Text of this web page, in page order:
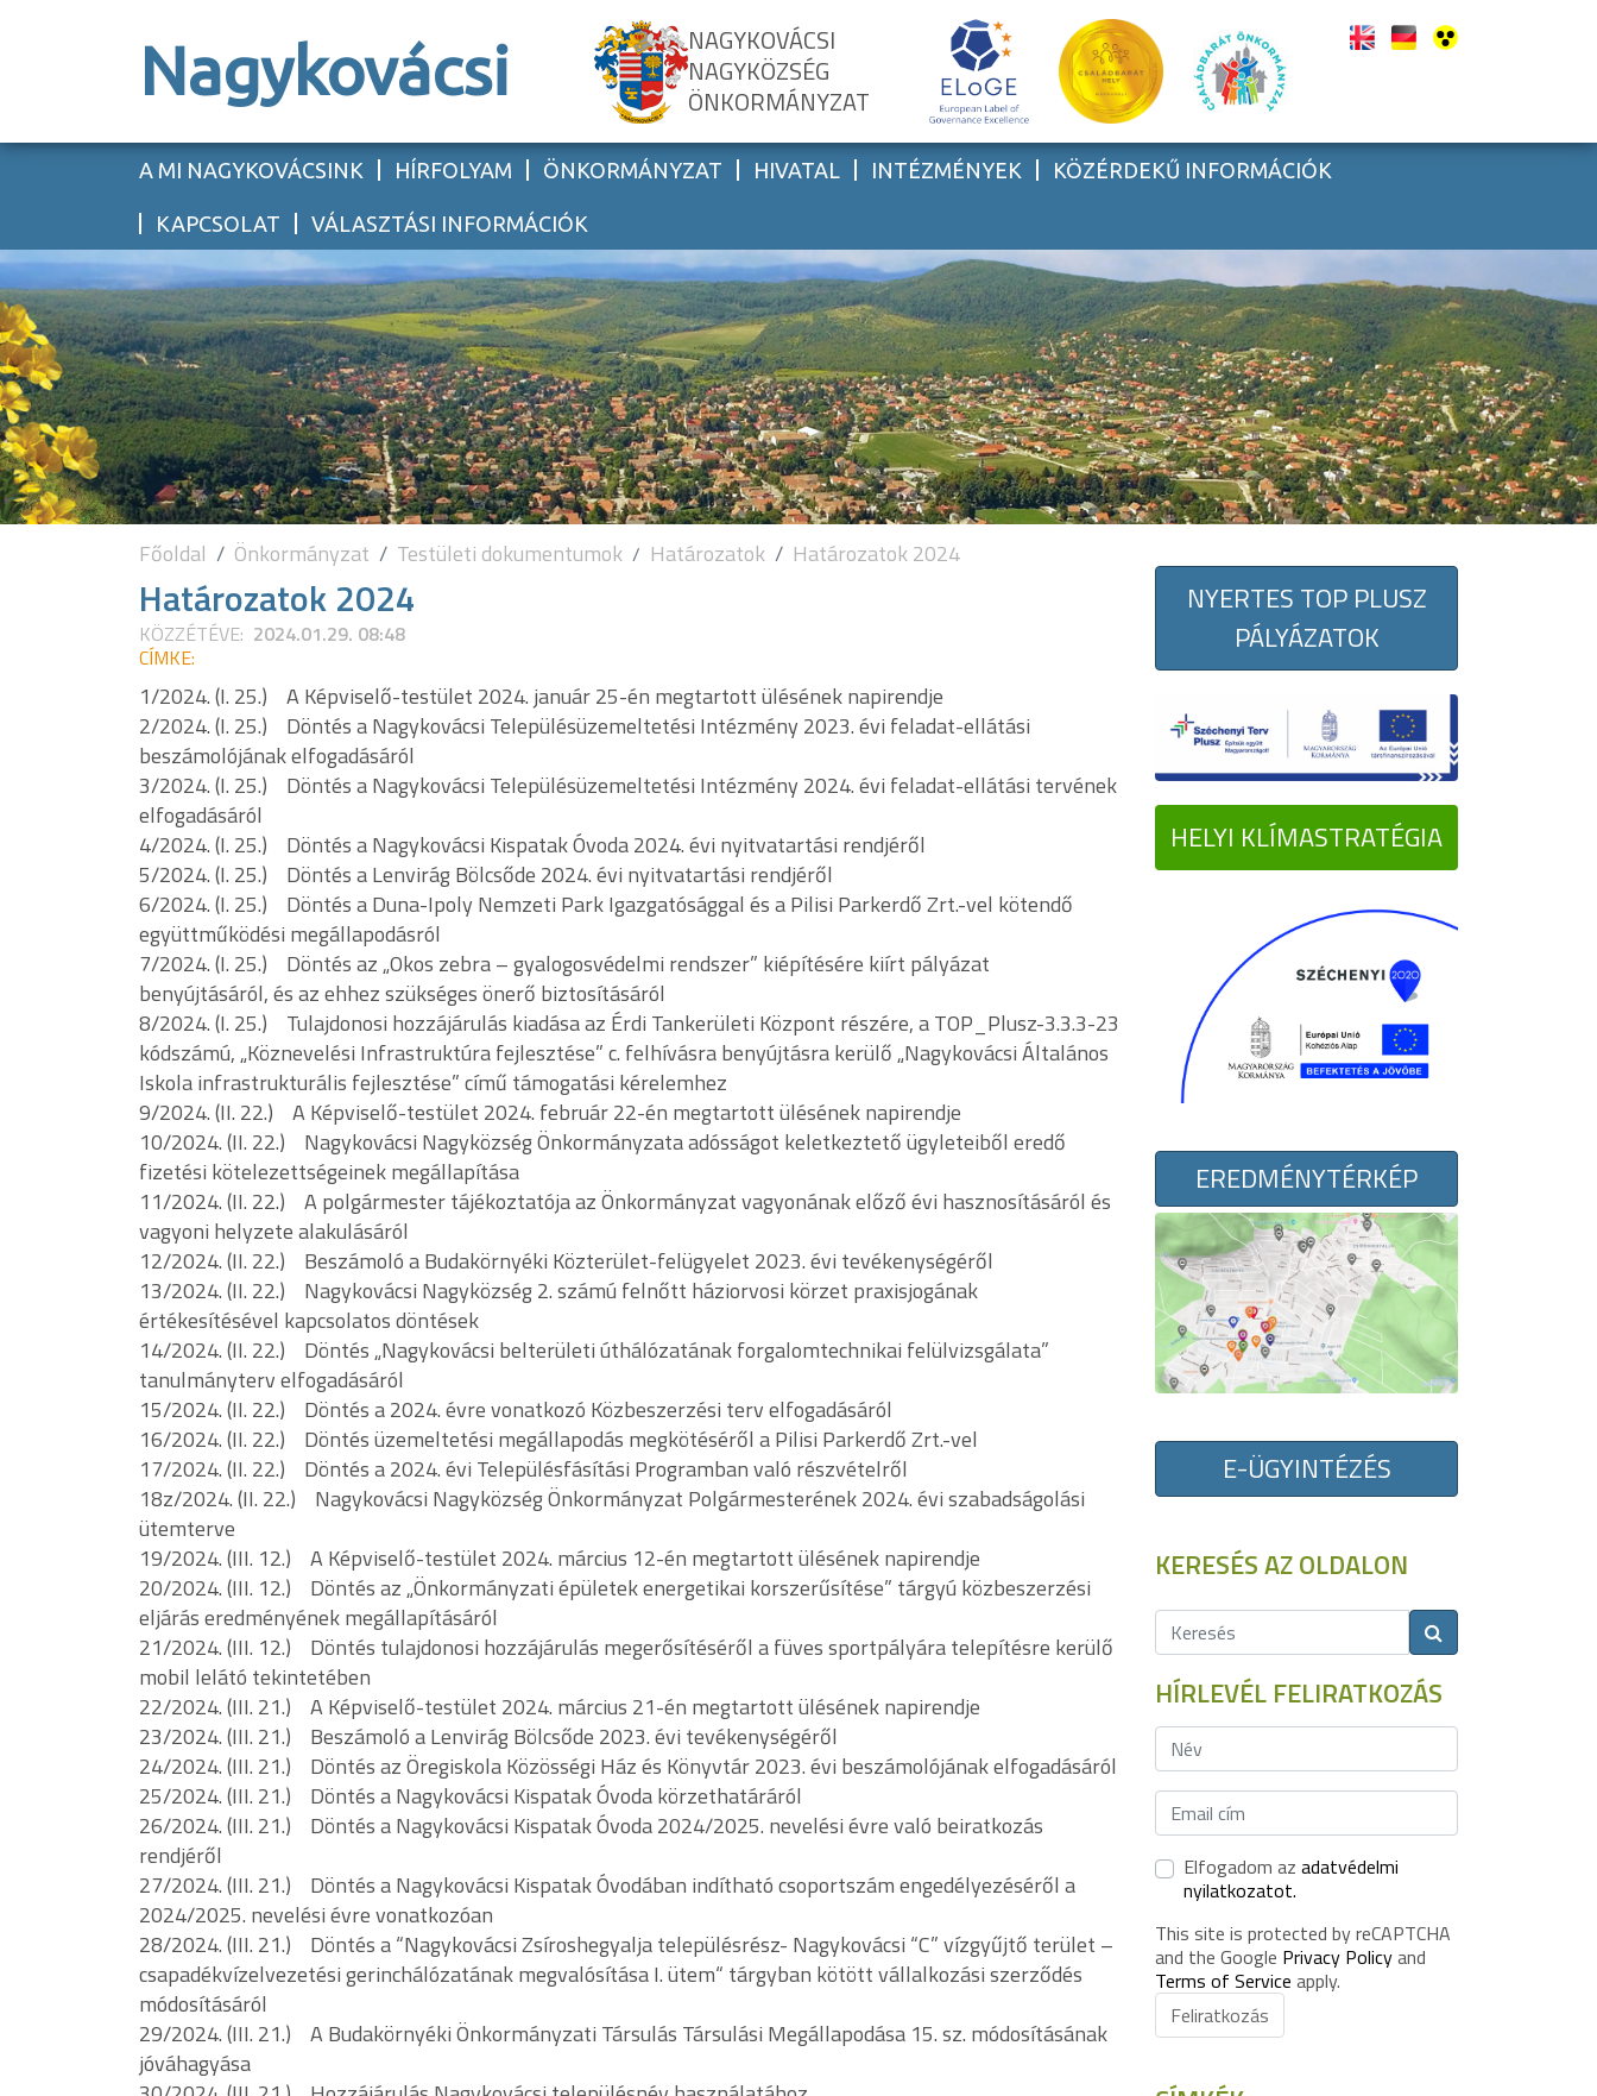
Nagykovácsi
NAGYKOVÁCSI
NAGYKÖZSÉG
ÖNKORMÁNYZAT
A MI NAGYKOVÁCSINK HÍRFOLYAM ÖNKORMÁNYZAT HIVATAL INTÉZMÉNYEK KÖZÉRDEKŰ INFORMÁCIÓK
KAPCSOLAT VÁLASZTÁSI INFORMÁCIÓK
Főoldal Önkormányzat Testületi dokumentumok Határozatok Határozatok 2024
Határozatok 2024
KÖZZÉTÉVE: 2024.01.29. 08:48
CÍMKE:
1/2024. (I. 25.) A Képviselő-testület 2024. január 25-én megtartott ülésének napirendje
2/2024. (I. 25.) Döntés a Nagykovácsi Településüzemeltetési Intézmény 2023. évi feladat-ellátási
beszámolójának elfogadásáról
3/2024. (I. 25.) Döntés a Nagykovácsi Településüzemeltetési Intézmény 2024. évi feladat-ellátási tervének
elfogadásáról
4/2024. (I. 25.) Döntés a Nagykovácsi Kispatak Óvoda 2024. évi nyitvatartási rendjéről
5/2024. (I. 25.) Döntés a Lenvirág Bölcsőde 2024. évi nyitvatartási rendjéről
6/2024. (I. 25.) Döntés a Duna-Ipoly Nemzeti Park Igazgatósággal és a Pilisi Parkerdő Zrt.-vel kötendő
együttműködési megállapodásról
7/2024. (I. 25.) Döntés az „Okos zebra – gyalogosvédelmi rendszer” kiépítésére kiírt pályázat
benyújtásáról, és az ehhez szükséges önerő biztosításáról
8/2024. (I. 25.) Tulajdonosi hozzájárulás kiadása az Érdi Tankerületi Központ részére, a TOP_Plusz-3.3.3-23
kódszámú, „Köznevelési Infrastruktúra fejlesztése” c. felhívásra benyújtásra kerülő „Nagykovácsi Általános
Iskola infrastrukturális fejlesztése” című támogatási kérelemhez
9/2024. (II. 22.) A Képviselő-testület 2024. február 22-én megtartott ülésének napirendje
10/2024. (II. 22.) Nagykovácsi Nagyközség Önkormányzata adósságot keletkeztető ügyleteiből eredő
fizetési kötelezettségeinek megállapítása
11/2024. (II. 22.) A polgármester tájékoztatója az Önkormányzat vagyonának előző évi hasznosításáról és
vagyoni helyzete alakulásáról
12/2024. (II. 22.) Beszámoló a Budakörnyéki Közterület-felügyelet 2023. évi tevékenységéről
13/2024. (II. 22.) Nagykovácsi Nagyközség 2. számú felnőtt háziorvosi körzet praxisjogának
értékesítésével kapcsolatos döntések
14/2024. (II. 22.) Döntés „Nagykovácsi belterületi úthálózatának forgalomtechnikai felülvizsgálata”
tanulmányterv elfogadásáról
15/2024. (II. 22.) Döntés a 2024. évre vonatkozó Közbeszerzési terv elfogadásáról
16/2024. (II. 22.) Döntés üzemeltetési megállapodás megkötéséről a Pilisi Parkerdő Zrt.-vel
17/2024. (II. 22.) Döntés a 2024. évi Településfásítási Programban való részvételről
18z/2024. (II. 22.) Nagykovácsi Nagyközség Önkormányzat Polgármesterének 2024. évi szabadságolási
ütemterve
19/2024. (III. 12.) A Képviselő-testület 2024. március 12-én megtartott ülésének napirendje
20/2024. (III. 12.) Döntés az „Önkormányzati épületek energetikai korszerűsítése” tárgyú közbeszerzési
eljárás eredményének megállapításáról
21/2024. (III. 12.) Döntés tulajdonosi hozzájárulás megerősítéséről a füves sportpályára telepítésre kerülő
mobil lelátó tekintetében
22/2024. (III. 21.) A Képviselő-testület 2024. március 21-én megtartott ülésének napirendje
23/2024. (III. 21.) Beszámoló a Lenvirág Bölcsőde 2023. évi tevékenységéről
24/2024. (III. 21.) Döntés az Öregiskola Közösségi Ház és Könyvtár 2023. évi beszámolójának elfogadásáról
25/2024. (III. 21.) Döntés a Nagykovácsi Kispatak Óvoda körzethatáráról
26/2024. (III. 21.) Döntés a Nagykovácsi Kispatak Óvoda 2024/2025. nevelési évre való beiratkozás
rendjéről
27/2024. (III. 21.) Döntés a Nagykovácsi Kispatak Óvodában indítható csoportszám engedélyezéséről a
2024/2025. nevelési évre vonatkozóan
28/2024. (III. 21.) Döntés a “Nagykovácsi Zsíroshegyalja településrész- Nagykovácsi “C” vízgyűjtő terület –
csapadékvízelvezetési gerinchálózatának megvalósítása I. ütem“ tárgyban kötött vállalkozási szerződés
módosításáról
29/2024. (III. 21.) A Budakörnyéki Önkormányzati Társulás Társulási Megállapodása 15. sz. módosításának
jóváhagyása
NYERTES TOP PLUSZ
PÁLYÁZATOK
HELYI KLÍMASTRATÉGIA
EREDMÉNYTÉRKÉP
E-ÜGYINTÉZÉS
KERESÉS AZ OLDALON
HÍRLEVÉL FELIRATKOZÁS
Elfogadom az adatvédelmi
nyilatkozatot.
This site is protected by reCAPTCHA
and the Google Privacy Policyand
Terms of Service apply.
Feliratkozás